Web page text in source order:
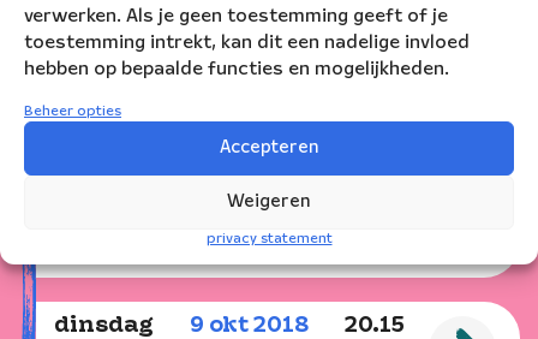
verwerken. Als je geen toestemming geeft of je
toestemming intrekt, kan dit een nadelige invloed
hebben op bepaalde functies en mogelijkheden.
Beheer opties
Accepteren
Weigeren
privacy statement
Amsterdam Podium Mozaiëk
zaterdag 20.00
Uitverkocht
okt2018
Philharmonie
dinsdag 9 okt 2018 20.15